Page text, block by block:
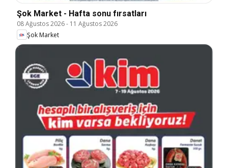
Şok Market - Hafta sonu fırsatları
08 Ağustos 2026- 11 Ağustos 2026
Şok Market